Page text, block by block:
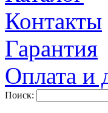
Контакты
Гарантия
Оплата и
Поиск: